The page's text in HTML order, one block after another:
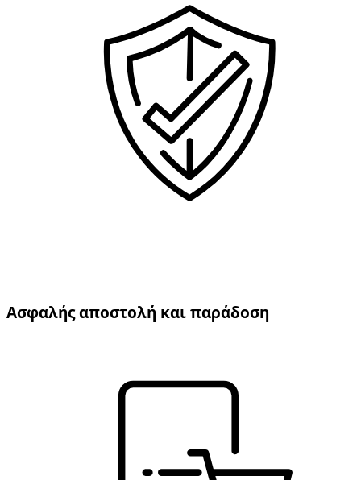
Ασφαλής αποστολή και παράδοση